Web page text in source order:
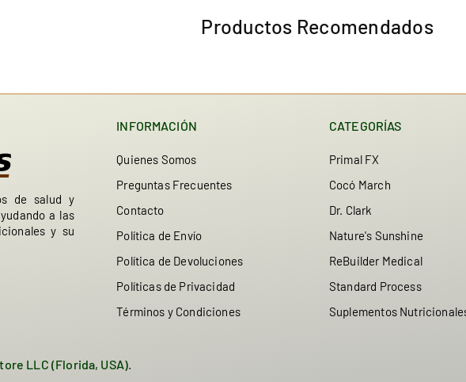
Productos Recomendados
de salud y
a las
y su
INFORMACIÓN
Quienes Somos
Preguntas Frecuentes
Contacto
Política de Envío
Política de Devoluciones
Políticas de Privacidad
Términos y Condiciones
CATEGORÍAS
Primal FX
Cocó March
Dr. Clark
Nature's Sunshine
ReBuilder Medical
Standard Process
Suplementos
LLC (Florida, USA).